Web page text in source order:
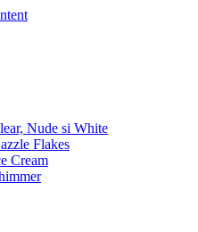
Nude si White
Flakes
Cream